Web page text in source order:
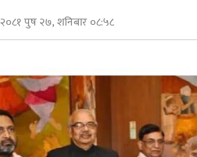
२०८१ पुष २७, शनिबार ०८:५८